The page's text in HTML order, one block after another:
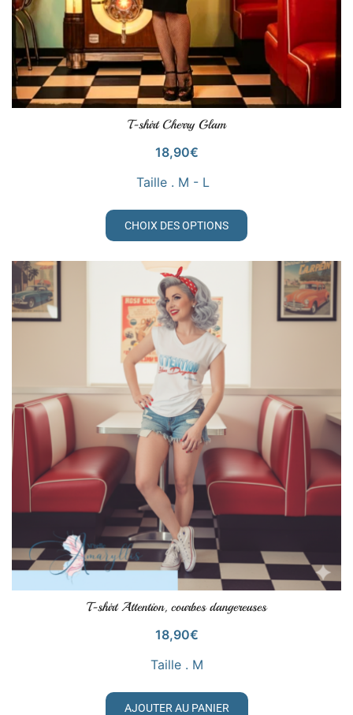
VOIR LE PRODUIT
T-shirt Cherry Glam
18,90€
Taille . M - L
CHOIX DES OPTIONS
VOIR LE PRODUIT
T-shirt Attention, courbes dangereuses
18,90€
Taille . M
AJOUTER AU PANIER